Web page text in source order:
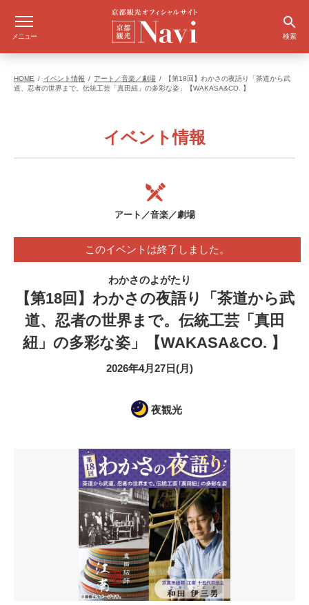
メニュー 検索
HOME イベント情報 アート／音楽／劇場
【第18回】わかさの夜語り「茶道から武
道、忍者の世界まで。伝統工芸「真田紐」の多彩な姿」【WAKASA&CO. 】
イベント情報
アート／音楽／劇場
このイベントは終了しました。
わかさのよがたり
【第18回】わかさの夜語り「茶道から武
道、忍者の世界まで。伝統工芸「真田
紐」の多彩な姿」【WAKASA&CO. 】
2026年4月27日(月)
夜観光